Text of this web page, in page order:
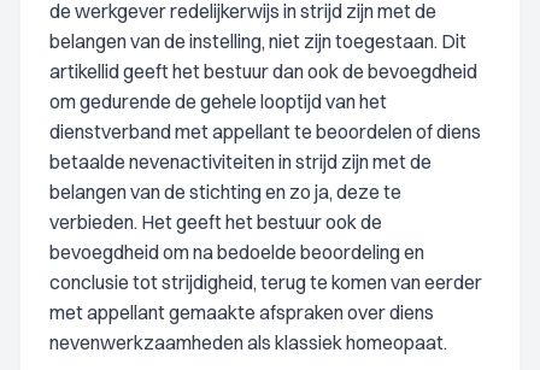
de werkgever redelijkerwijs in strijd zijn met de
belangen van de instelling, niet zijn toegestaan. Dit
artikellid geeft het bestuur dan ook de bevoegdheid
om gedurende de gehele looptijd van het
dienstverband met appellant te beoordelen of diens
betaalde nevenactiviteiten in strijd zijn met de
belangen van de stichting en zo ja, deze te
verbieden. Het geeft het bestuur ook de
bevoegdheid om na bedoelde beoordeling en
conclusie tot strijdigheid, terug te komen van eerder
met appellant gemaakte afspraken over diens
nevenwerkzaamheden als klassiek homeopaat.